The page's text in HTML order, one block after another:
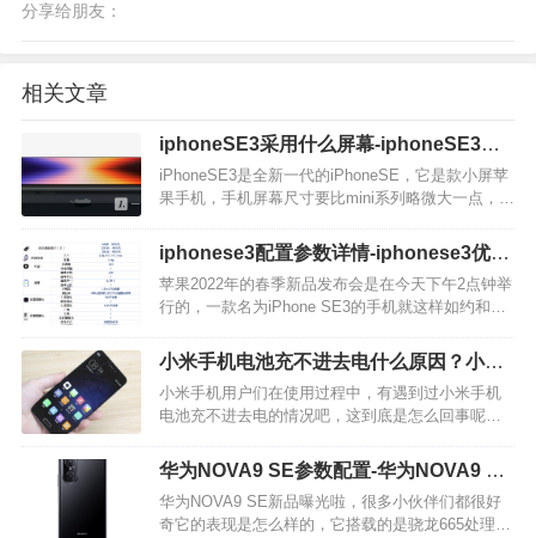
分享给朋友：
相关文章
iphoneSE3采用什么屏幕-iphoneSE3屏
幕性能
iPhoneSE3是全新一代的iPhoneSE，它是款小屏苹
果手机，手机屏幕尺寸要比mini系列略微大一点，但
编详细梳理的iPhoneSE3手机屏幕的相关信息吧。
iPhoneSE3屏幕是什么一块4…
iphonese3配置参数详情-iphonese3优缺
点
苹果2022年的春季新品发布会是在今天下午2点钟举
行的，一款名为iPhone SE3的手机就这样如约和大
它有哪些的优缺点呢？下面就让我们一起来看看
吧。 核心配置情况…
小米手机电池充不进去电什么原因？小米
手机电池怎么修复?
小米手机用户们在使用过程中，有遇到过小米手机
电池充不进去电的情况吧，这到底是怎么回事呢？
可以怎么去修复呢？让我们一起来详细了解一下
吧。 小米手机电池修复指令是什么 小米手机是无…
华为NOVA9 SE参数配置-华为NOVA9 SE
新品曝光
华为NOVA9 SE新品曝光啦，很多小伙伴们都很好
奇它的表现是怎么样的，它搭载的是骁龙665处理